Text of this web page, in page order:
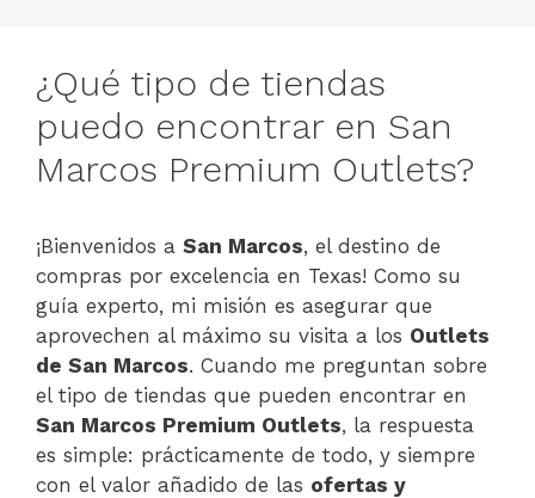
¿Qué tipo de tiendas
puedo encontrar en San
Marcos Premium Outlets?
¡Bienvenidos a San Marcos, el destino de
compras por excelencia en Texas! Como su
guía experto, mi misión es asegurar que
aprovechen al máximo su visita a los Outlets
de San Marcos. Cuando me preguntan sobre
el tipo de tiendas que pueden encontrar en
San Marcos Premium Outlets, la respuesta
es simple: prácticamente de todo, y siempre
con el valor añadido de las ofertas y